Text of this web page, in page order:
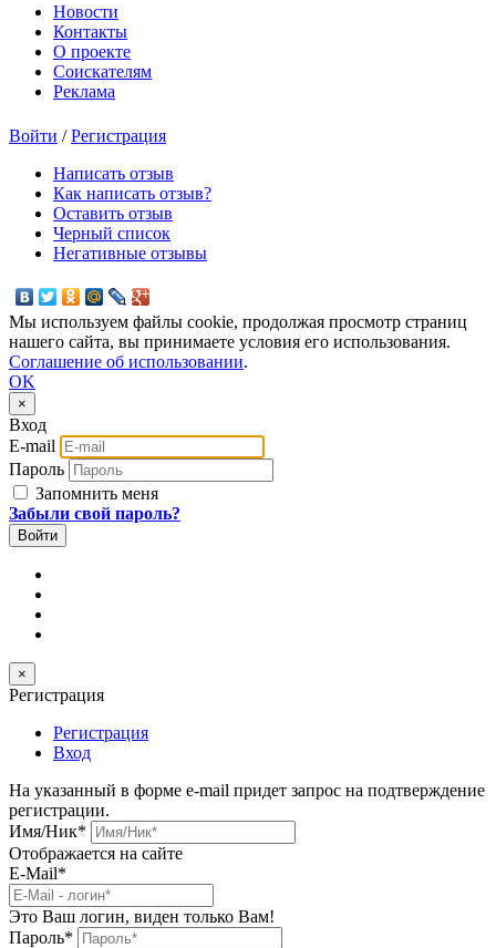
Новости
Контакты
О проекте
Соискателям
Реклама
Войти /Регистрация
Написать отзыв
Как написать отзыв?
Оставить отзыв
Черный список
Негативные отзывы
Мы используем файлы cookie, продолжая просмотр страниц
нашего сайта, вы принимаете условия его использования.
Соглашение об использовании.
OK
×
Вход
E-mail
Пароль
Запомнить меня
Забыли свой пароль?
×
Регистрация
Регистрация
Вход
На указанный в форме e-mail придет запрос на подтверждение
регистрации.
Имя/Ник*
Отображается на сайте
E-Mail*
Это Ваш логин, виден только Вам!
Пароль*